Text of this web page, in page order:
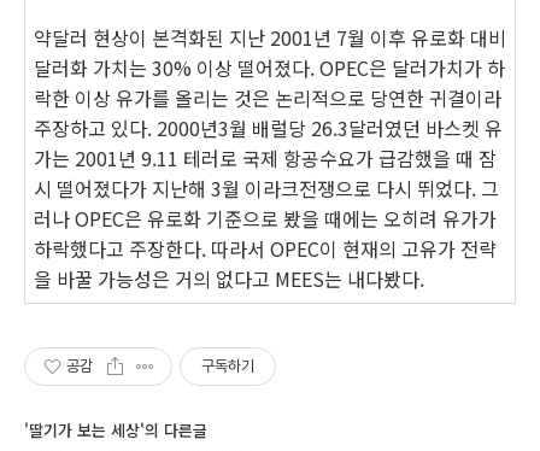
약달러 현상이 본격화된 지난 2001년 7월 이후 유로화 대비
달러화 가치는 30% 이상 떨어졌다. OPEC은 달러가치가 하
락한 이상 유가를 올리는 것은 논리적으로 당연한 귀결이라
주장하고 있다. 2000년3월 배럴당 26.3달러였던 바스켓 유
가는 2001년 9.11 테러로 국제 항공수요가 급감했을 때 잠
시 떨어졌다가 지난해 3월 이라크전쟁으로 다시 뛰었다. 그
러나 OPEC은 유로화 기준으로 봤을 때에는 오히려 유가가
하락했다고 주장한다. 따라서 OPEC이 현재의 고유가 전략
을 바꿀 가능성은 거의 없다고 MEES는 내다봤다.
공감 구독하기
'딸기가 보는 세상'의 다른글